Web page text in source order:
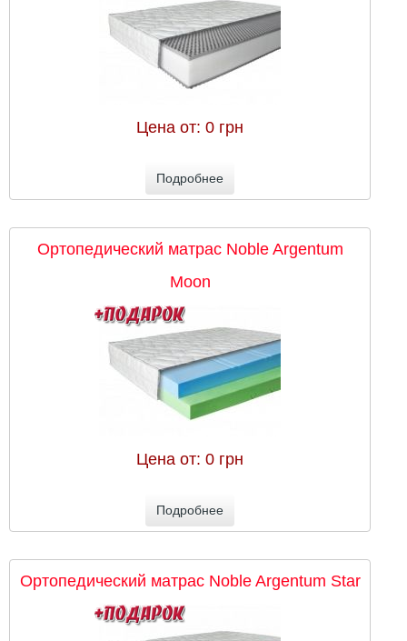
Цена от:0 грн
Подробнее
Ортопедический матрас Noble Argentum
Moon
Цена от:0 грн
Подробнее
Ортопедический матрас Noble Argentum Star